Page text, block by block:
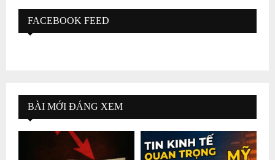
FACEBOOK FEED
BÀI MỚI ĐÁNG XEM